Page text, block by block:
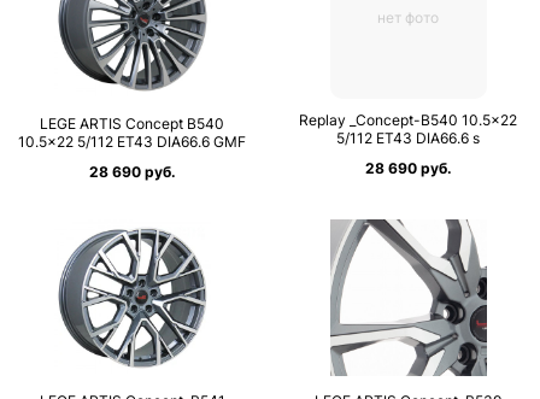
LEGE ARTIS Concept B540
10.5×22 5/112 ET43 DIA66.6 GMF
28 690 руб.
нет фото
Replay _Concept-B540 10.5×22
5/112 ET43 DIA66.6 s
28 690 руб.